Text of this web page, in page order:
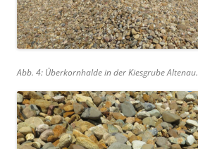
Abb. 4: Überkornhalde in der Kiesgrube Altenau.